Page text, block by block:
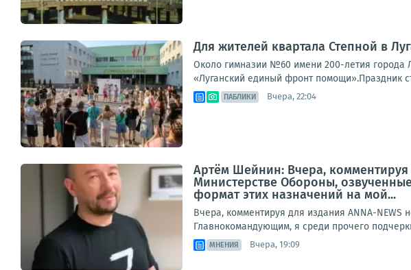
Для жителей квартала Степной в
Около гимназии №60 имени 200-летия города
«Луганский единый фронт помощи».Праздник
ПАБЛИКИ Вчера, 22:04
Артём Шейнин: Вчера, комментируя
Министерстве Обороны,
формат этих назначений на мой...
Вчера, комментируя для издания ANNA-
Главнокомандующим, я среди прочего
МНЕНИЯ Вчера, 19:09